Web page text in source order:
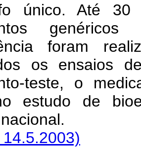
único. Até
foram
os ensaios
teste, o
estudo de